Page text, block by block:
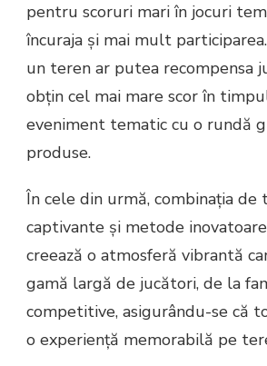
pentru scoruri mari în jocuri
încuraja și mai mult
un teren ar putea recompensa
obțin cel mai mare scor în
eveniment tematic cu o rundă
produse.
În cele din urmă, combinația de
captivante și metode
creează o atmosferă vibrantă
gamă largă de jucători, de la
competitive, asigurându-se că
o experiență memorabilă pe